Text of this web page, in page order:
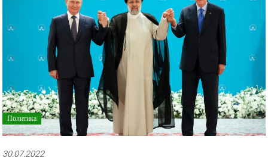
ролики
презентации.
Политика
30.07.2022